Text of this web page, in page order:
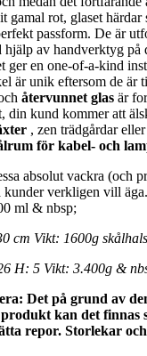
gamal rot, glaset
passform. De är
av handverktyg på
ger en one-of-a-kind
är unik eftersom de är
återvunnet glas är
din kund kommer att
, zen trädgårdar
för kabel- och
absolut vackra (och
kunder verkligen vill
ml & nbsp;
cm Vikt: 1600g
H: 5 Vikt: 3.400g &
Det på grund av
kan det finnas
repor. Storlekar